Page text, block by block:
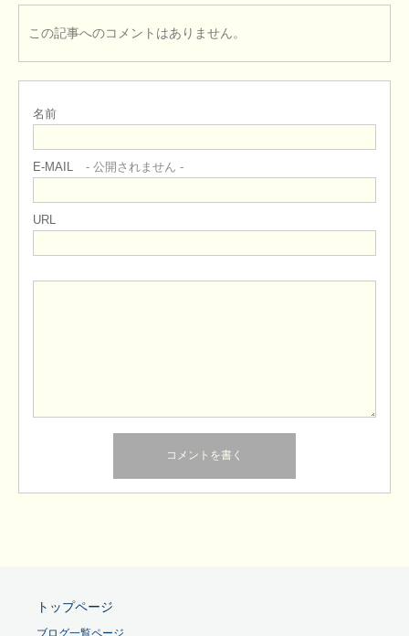
この記事へのコメントはありません。
名前
E-MAIL - 公開されません -
URL
トップページ
ブログ一覧ページ